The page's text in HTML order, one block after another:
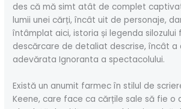
des că mă simt atât de complet
lumii unei cărți, încât uit de personaje,
întâmplat aici, istoria și legenda
descărcare de detaliat descrise, încât a
adevărata Ignoranta a spectacolului.
Există un anumit farmec în stilul de
Keene, care face ca cărțile sale să fie o